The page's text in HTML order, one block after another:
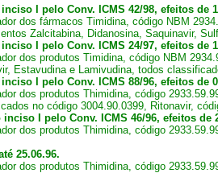
I pelo Conv. ICMS 42/98, efeitos de
dos fármacos Timidina, código NBM
Zalcitabina, Didanosina, Saquinavir,
I pelo Conv. ICMS 24/97, efeitos de
dos produtos Timidina, código NBM
Estavudina e Lamivudina, todos
I pelo Conv. ICMS 88/96, efeitos de
dos produtos Thimidina, código
no código 3004.90.0399, Ritonavir,
I pelo Conv. ICMS 46/96, efeitos de
dos produtos Thimidina, código
25.06.96.
dos produtos Thimidina, código